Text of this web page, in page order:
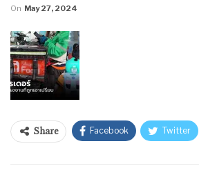
On May 27, 2024
Share Facebook Twitter